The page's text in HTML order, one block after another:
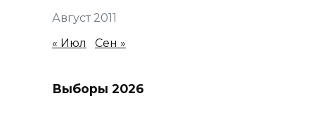
Август 2011
« Июл Сен »
Выборы 2026